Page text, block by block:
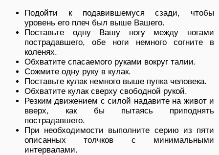
Подойти к подавившемуся сзади, чтобы
уровень его плеч был выше Вашего.
Поставьте одну Вашу ногу между ногами
пострадавшего, обе ноги немного согните в
коленях.
Обхватите спасаемого руками вокруг талии.
Сожмите одну руку в кулак.
Поставьте кулак немного выше пупка человека.
Обхватите кулак сверху свободной рукой.
Резким движением с силой надавите на живот и
вверх, как бы пытаясь приподнять
пострадавшего.
При необходимости выполните серию из пяти
описанных толчков с минимальными
интервалами.